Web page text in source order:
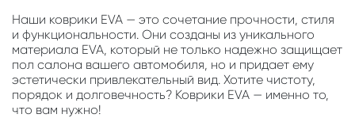
Наши коврики EVA — это сочетание прочности, стиля
и функциональности. Они созданы из уникального
материала EVA, который не только надежно защищает
пол салона вашего автомобиля, но и придает ему
эстетически привлекательный вид. Хотите чистоту,
порядок и долговечность? Коврики EVA — именно то,
что вам нужно!